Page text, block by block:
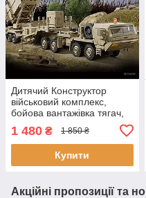
Дитячий Конструктор
військовий комплекс,
бойова вантажівка тягач,
техніка ЗСУ для хлопчиків,
1089 деталей
1 480 ₴ 1 850 ₴
Купити
Акційні пропозиції та